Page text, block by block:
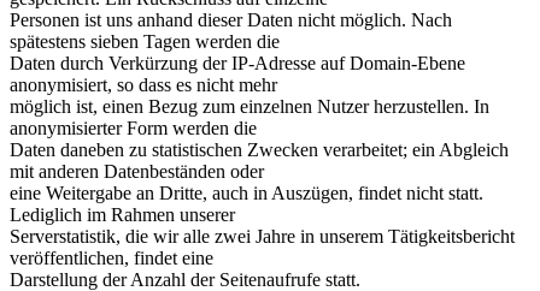
Personen ist uns anhand dieser Daten nicht möglich. Nach
spätestens sieben Tagen werden die
Daten durch Verkürzung der IP-Adresse auf Domain-Ebene
anonymisiert, so dass es nicht mehr
möglich ist, einen Bezug zum einzelnen Nutzer herzustellen. In
anonymisierter Form werden die
Daten daneben zu statistischen Zwecken verarbeitet; ein Abgleich
mit anderen Datenbeständen oder
eine Weitergabe an Dritte, auch in Auszügen, findet nicht statt.
Lediglich im Rahmen unserer
Serverstatistik, die wir alle zwei Jahre in unserem Tätigkeitsbericht
veröffentlichen, findet eine
Darstellung der Anzahl der Seitenaufrufe statt.